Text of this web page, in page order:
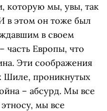
которую мы, увы, так
в этом он тоже был
в своем
часть Европы, что
Эти соображения
Шиле, проникнутых
– абсурд. Мы все
мы все